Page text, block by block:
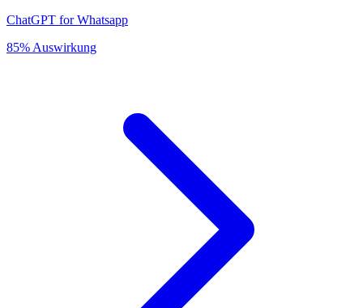
ChatGPT for Whatsapp
85% Auswirkung